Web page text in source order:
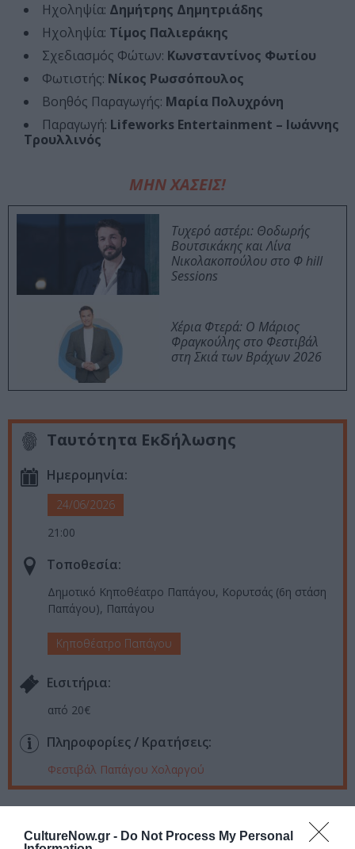
CultureNow.gr - Do Not Process My Personal
Ηχοληψία: Δημήτρης Δημητριάδης
Ηχοληψία: Τίμος Παλιεράκης
Σχεδιασμός Φώτων: Κωνσταντίνος Φωτίου
Φωτιστής: Νίκος Ρωσσόπουλος
Βοηθός Παραγωγής: Μαρία Πολυχρόνη
Παραγωγή: Lifeworks Entertainment – Ιωάννης
Τρουλλινός
ΜΗΝ ΧΑΣΕΙΣ!
Τυχερό αστέρι: Θοδωρής
Βουτσικάκης και Λίνα
Νικολακοπούλου στο Φ hill
Sessions
Χέρια Φτερά: Ο Μάριος
Φραγκούλης στο Φεστιβάλ
στη Σκιά των Βράχων 2026
Ταυτότητα Εκδήλωσης
Ημερομηνία:
24/06/2026
21:00
Τοποθεσία:
Δημοτικό Κηποθέατρο Παπάγου, Κορυτσάς (6η στάση
Παπάγου), Παπάγου
Κηποθέατρο Παπάγου
Eισιτήρια:
από 20€
Πληροφορίες / Κρατήσεις:
Φεστιβάλ Παπάγου Χολαργού
μάθετε πρώτοι όλες τις ειδήσεις